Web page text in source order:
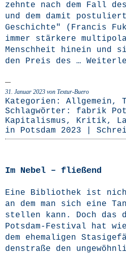
zehn­te nach dem Fall
und dem damit
Geschich­te" (Fran­cis
immer stär­ke­re
Mensch­heit hin­ein und
den Preis des …
31. Januar 2023 von Textur-Buero
Kategorien: Allgemein,
Schlagwörter: fabrik
Kapitalismus, Kritik,
in Potsdam 2023
Im Nebel – fließend
Eine Biblio­thek ist
an dem man sich eine
stel­len kann. Doch das
Pots­­dam-Fes­­ti­­val hat
dem ehe­ma­li­gen
den­stra­ße den